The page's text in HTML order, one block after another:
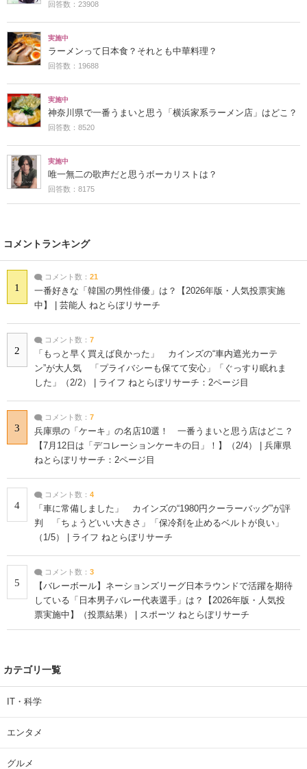
回答数：23908
実施中
ラーメンって日本食？それとも中華料理？
回答数：19688
実施中
神奈川県で一番うまいと思う「横浜家系ラーメン店」はどこ？
回答数：8520
実施中
唯一無二の歌声だと思うボーカリストは？
回答数：8175
コメントランキング
1
コメント数： 21
一番好きな「韓国の男性俳優」は？【2026年版・人気投票実施
中】 | 芸能人 ねとらぼリサーチ
2
コメント数： 7
「もっと早く買えば良かった」 カインズの“車内遮光カーテ
ン”が大人気 「プライバシーも保てて安心」「ぐっすり眠れま
した」（2/2） | ライフ ねとらぼリサーチ：2ページ目
3
コメント数： 7
兵庫県の「ケーキ」の名店10選！ 一番うまいと思う店はどこ？
【7月12日は「デコレーションケーキの日」！】（2/4） | 兵庫県
ねとらぼリサーチ：2ページ目
4
コメント数： 4
「車に常備しました」 カインズの“1980円クーラーバッグ”が評
判 「ちょうどいい大きさ」「保冷剤を止めるベルトが良い」
（1/5） | ライフ ねとらぼリサーチ
5
コメント数： 3
【バレーボール】ネーションズリーグ日本ラウンドで活躍を期待
している「日本男子バレー代表選手」は？【2026年版・人気投
票実施中】（投票結果） | スポーツ ねとらぼリサーチ
カテゴリ一覧
IT・科学
エンタメ
グルメ